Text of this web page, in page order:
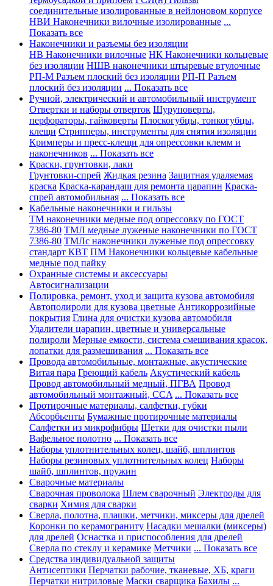
соединительные изолированные в нейлоновом корпусе
НВИ Наконечники вилочные изолированные ...
Показать все
Наконечники и разъемы без изоляции
НВ Наконечники вилочные НК Наконечники кольцевые
без изоляции НШВ наконечники штыревые втулочные
РП-М Разъем плоский без изоляции РП-П Разъем
плоский без изоляции ... Показать все
Ручной, электрический и автомобильный инструмент
Отвертки и наборы отверток Шуруповерты,
перфораторы, гайковерты Плоскогубцы, тонкогубцы,
клещи Стрипперы, инструменты для снятия изоляции
Кримперы и пресс-клещи для опрессовки клемм и
наконечников ... Показать все
Краски, грунтовки, лаки
Грунтовки-спрей Жидкая резина Защитная удаляемая
краска Краска-карандаш для ремонта царапин Краска-
спрей автомобильная ... Показать все
Кабельные наконечники и гильзы
ТМ наконечники медные под опрессовку по ГОСТ
7386-80 ТМЛ медные луженые наконечники по ГОСТ
7386-80 ТМЛс наконечники луженые под опрессовку
стандарт КВТ ПМ Наконечники кольцевые кабельные
медные под пайку
Охранные системы и аксессуары
Автосигнализации
Полировка, ремонт, уход и защита кузова автомобиля
Автополироли для кузова цветные Антикоррозийные
покрытия Глина для очистки кузова автомобиля
Удалители царапин, цветные и универсальные
полироли Мерные емкости, система смешивания красок,
лопатки для размешивания ... Показать все
Провода автомобильные, монтажные, акустические
Витая пара Греющий кабель Акустический кабель
Провод автомобильный медный, ПГВА Провод
автомобильный монтажный, CCA ... Показать все
Протирочные материалы, салфетки, губки
Абсорбьенты Бумажные протирочные материалы
Салфетки из микрофибры Щетки для очистки пыли
Вафельное полотно ... Показать все
Наборы уплотнительных колец, шайб, шплинтов
Наборы резиновых уплотнительных колец Наборы
шайб, шплинтов, пружин
Сварочные материалы
Сварочная проволока Шлем сварочный Электроды для
сварки Химия для сварки
Сверла, полотна, плашки, метчики, миксеры для дрелей
Коронки по керамограниту Насадки мешалки (миксеры)
для дрелей Оснастка и приспособления для дрелей
Сверла по стеклу и керамике Метчики ... Показать все
Средства индивидуальной защиты
Антисептики Перчатки рабочие, тканевые, ХБ, краги
Перчатки нитриловые Маски сварщика Бахилы ...